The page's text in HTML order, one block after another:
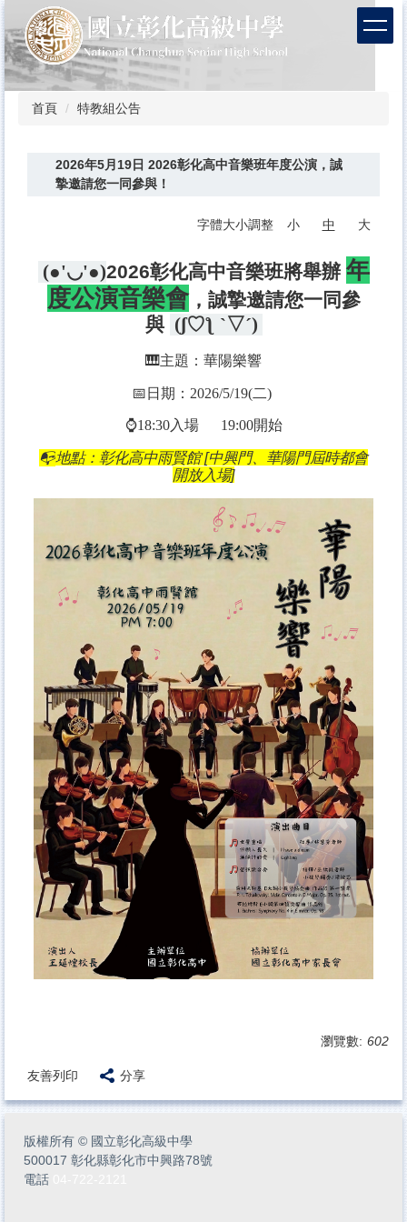
到
主
要
內
首頁 特教組公告
2026年5月19日 2026彰化高中音樂班年度公演，誠
摯邀請您一同參與！
字體大小調整 小 中 大
(●'◡'●)2026彰化高中音樂班將舉辦 年
度公演音樂會，誠摯邀請您一同參
與
(´▽` ʃ♡ƪ)
🎹主題：華陽樂響
📅日期： 2026/5/19(二)
⌚18:30入場 19:00開始
📭地點：彰化高中雨賢館 [中興門、華陽門屆時都會
開放入場]
瀏覽數: 602
友善列印 分享
版權所有 © 國立彰化高級中學
500017 彰化縣彰化市中興路78號
電話